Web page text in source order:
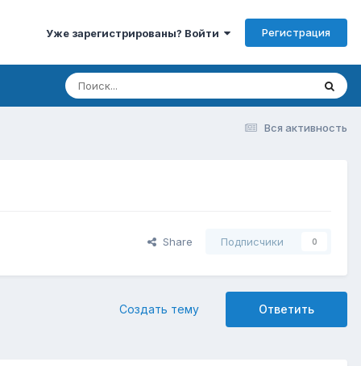
Уже зарегистрированы? Войти Регистрация
Вся активность
Share Подписчики 0
Ответить
Создать тему